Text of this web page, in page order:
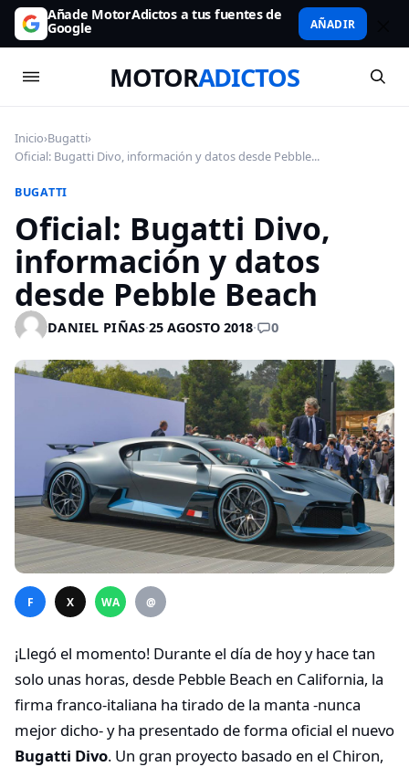
Añade MotorAdictos a tus fuentes de
Google AÑADIR
MOTORADICTOS
Inicio›Bugatti›
Oficial: Bugatti Divo, información y datos desde Pebble...
BUGATTI
Oficial: Bugatti Divo,
información y datos
desde Pebble Beach
DANIEL PIÑAS·25 AGOSTO 2018· 0
F X WA @
¡Llegó el momento! Durante el día de hoy y hace tan
solo unas horas, desde Pebble Beach en California, la
firma franco-italiana ha tirado de la manta -nunca
mejor dicho- y ha presentado de forma oficial el nuevo
Bugatti Divo. Un gran proyecto basado en el Chiron,